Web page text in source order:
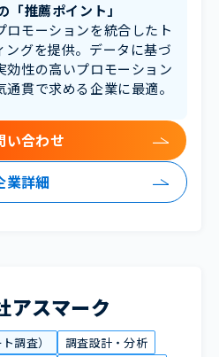
「推薦ポイント」
ロモーションを統合したト
ングを提供。データに基づ
効性の高いプロモーション
貫で求める企業に最適。
業詳細
い合わせ
アスマーク
調査）
調査設計・分析